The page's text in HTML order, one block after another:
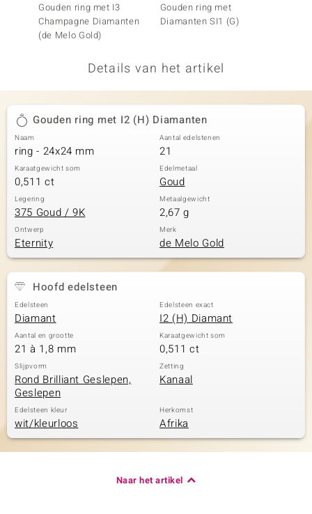
Gouden ring met I3
Champagne Diamanten
(de Melo Gold)
Gouden ring met
Diamanten SI1 (G)
Details van het artikel
Gouden ring met I2 (H) Diamanten
Naam
ring - 24x24 mm
Aantal edelstenen
21
Karaatgewicht som
0,511 ct
Edelmetaal
Goud
Legering
375 Goud / 9K
Metaalgewicht
2,67 g
Ontwerp
Eternity
Merk
de Melo Gold
Hoofd edelsteen
Edelsteen
Diamant
Edelsteen exact
I2 (H) Diamant
Aantal en grootte
21 à 1,8 mm
Karaatgewicht som
0,511 ct
Slijpvorm
Rond Brilliant Geslepen,
Geslepen
Zetting
Kanaal
Edelsteen kleur
wit/kleurloos
Herkomst
Afrika
Naar het artikel